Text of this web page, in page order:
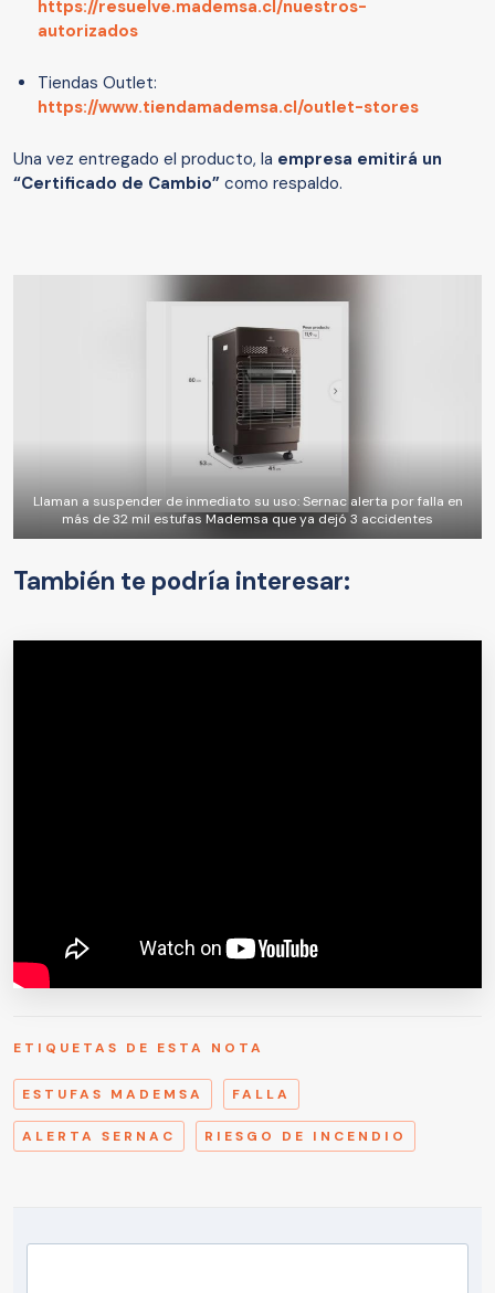
https://resuelve.mademsa.cl/nuestros-
autorizados
Tiendas Outlet:
https://www.tiendamademsa.cl/outlet-stores
Una vez entregado el producto, la empresa emitirá un
“Certificado de Cambio” como respaldo.
Llaman a suspender de inmediato su uso: Sernac alerta por falla en
más de 32 mil estufas Mademsa que ya dejó 3 accidentes
También te podría interesar:
ETIQUETAS DE ESTA NOTA
ESTUFAS MADEMSA FALLA
ALERTA SERNAC RIESGO DE INCENDIO